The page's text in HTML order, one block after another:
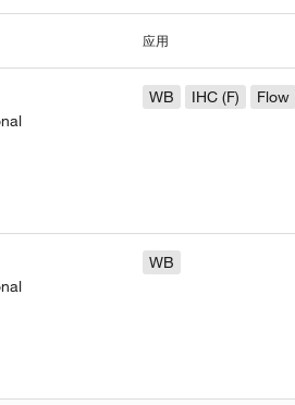
应用
WB IHC (F) Flow
WB